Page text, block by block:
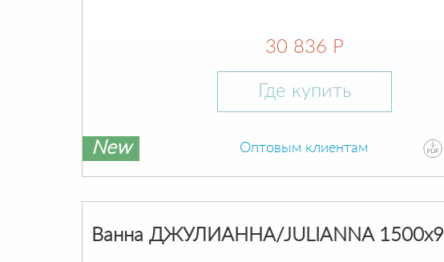
30 836 Р
Где купить
New Оптовым клиентам
Ванна ДЖУЛИАННА/JULIANNA